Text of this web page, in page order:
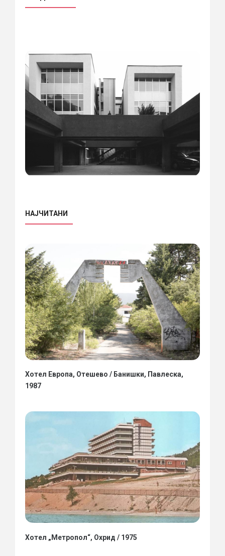
НАЈЧИТАНИ
Хотел Европа, Отешево / Банишки, Павлеска,
1987
Хотел „Метропол“, Охрид / 1975